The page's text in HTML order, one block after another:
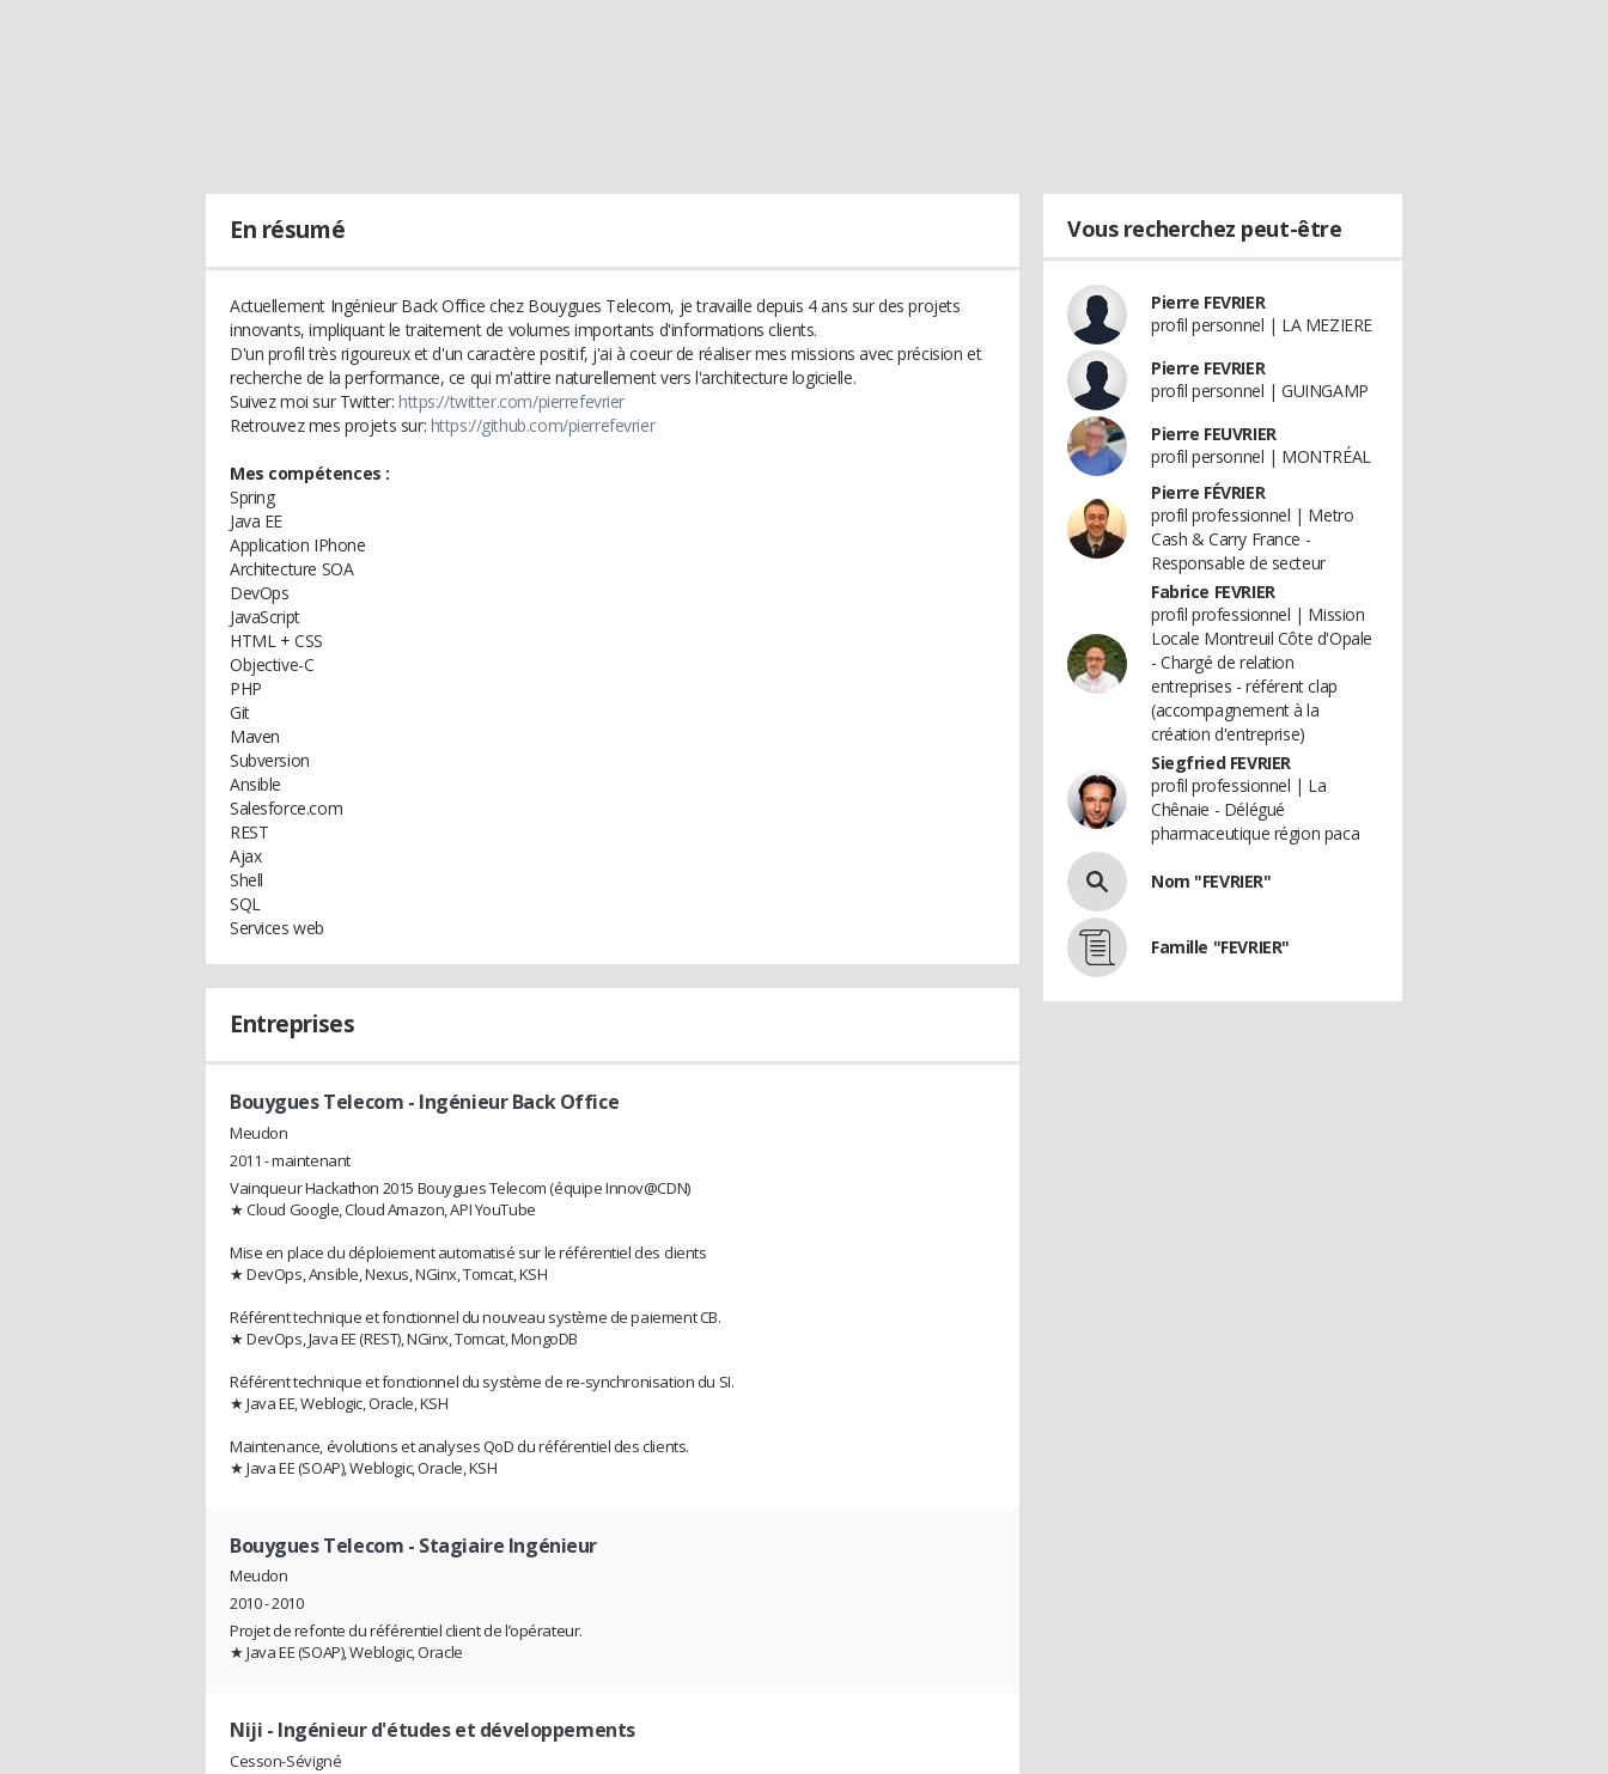
En résumé
Actuellement Ingénieur Back Office chez Bouygues Telecom, je travaille depuis 4 ans sur des projets
innovants, impliquant le traitement de volumes importants d'informations clients.
D'un profil très rigoureux et d'un caractère positif, j'ai à coeur de réaliser mes missions avec précision et
recherche de la performance, ce qui m'attire naturellement vers l'architecture logicielle.
Suivez moi sur Twitter: https://twitter.com/pierrefevrier
Retrouvez mes projets sur: https://github.com/pierrefevrier
Mes compétences :
Spring
Java EE
Application IPhone
Architecture SOA
DevOps
JavaScript
HTML + CSS
Objective-C
PHP
Git
Maven
Subversion
Ansible
Salesforce.com
REST
Ajax
Shell
SQL
Services web
Entreprises
Bouygues Telecom - Ingénieur Back Office
Meudon
2011 - maintenant
Vainqueur Hackathon 2015 Bouygues Telecom (équipe Innov@CDN)
★ Cloud Google, Cloud Amazon, API YouTube
Mise en place du déploiement automatisé sur le référentiel des clients
★ DevOps, Ansible, Nexus, NGinx, Tomcat, KSH
Référent technique et fonctionnel du nouveau système de paiement CB.
★ DevOps, Java EE (REST), NGinx, Tomcat, MongoDB
Référent technique et fonctionnel du système de re-synchronisation du SI.
★ Java EE, Weblogic, Oracle, KSH
Maintenance, évolutions et analyses QoD du référentiel des clients.
★ Java EE (SOAP), Weblogic, Oracle, KSH
Bouygues Telecom - Stagiaire Ingénieur
Meudon
2010 - 2010
Projet de refonte du référentiel client de l’opérateur.
★ Java EE (SOAP), Weblogic, Oracle
Niji - Ingénieur d'études et développements
Cesson-Sévigné
Vous recherchez peut-être
Pierre FEVRIER
profil personnel | LA MEZIERE
Pierre FEVRIER
profil personnel | GUINGAMP
Pierre FEUVRIER
profil personnel | MONTRÉAL
Pierre FÉVRIER
profil professionnel | Metro
Cash & Carry France -
Responsable de secteur
Fabrice FEVRIER
profil professionnel | Mission
Locale Montreuil Côte d'Opale
- Chargé de relation
entreprises - référent clap
(accompagnement à la
création d'entreprise)
Siegfried FEVRIER
profil professionnel | La
Chênaie - Délégué
pharmaceutique région paca
Nom "FEVRIER"
Famille "FEVRIER"